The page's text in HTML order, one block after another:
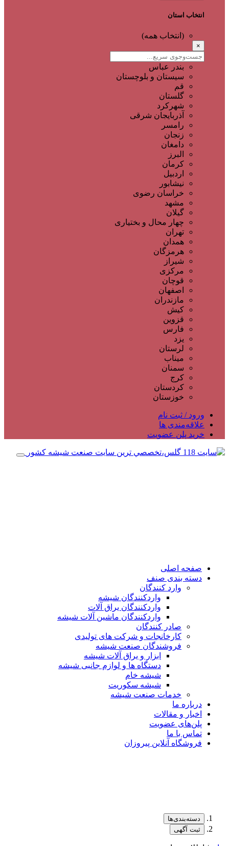
انتخاب استان
(انتخاب همه)
×
بندر عباس
سیستان و بلوچستان
قم
گلستان
شهرکرد
آذربایجان شرقی
رامسر
زنجان
دامغان
البرز
کرمان
اردبیل
نیشابور
خراسان رضوی
مشهد
گیلان
چهار محال و بختیاری
تهران
همدان
هرمزگان
شیراز
مرکزی
قوچان
اصفهان
مازندران
کیش
قزوین
فارس
یزد
لرستان
میناب
سمنان
کرج
کردستان
خوزستان
ورود / ثبت نام
علاقه‌مندی ها
خرید پلن عضویت
صفحه اصلی
دسته بندی صنف
وارد کنندگان
واردکنندگان شیشه
واردکنندگان یراق آلات
واردکنندگان ماشین آلات شیشه
صادر کنندگان
کارخانجات و شرکت های تولیدی
فروشندگان صنعت شیشه
ابزار و یراق آلات شیشه
دستگاه ها و لوازم جانبی شیشه
شیشه خام
شیشه سکوریت
خدمات صنعت شیشه
درباره ما
اخبار و مقالات
پلن‌های عضویت
تماس با ما
فروشگاه آنلاین پیروزان
دسته‌بندی‌ها
ثبت آگهی